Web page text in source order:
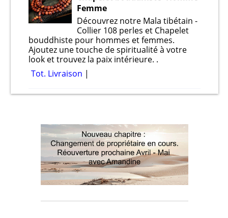
Femme
Découvrez notre Mala tibétain -
Collier 108 perles et Chapelet
bouddhiste pour hommes et femmes.
Ajoutez une touche de spiritualité à votre
look et trouvez la paix intérieure. .
Tot. Livraison